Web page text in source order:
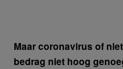
Maar coronavirus of
bedrag niet hoog